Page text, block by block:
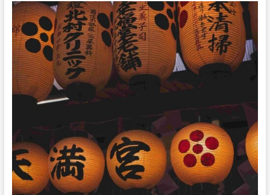
加
拿
大
留
學
的
吸
引
力
：
、
多
元
文